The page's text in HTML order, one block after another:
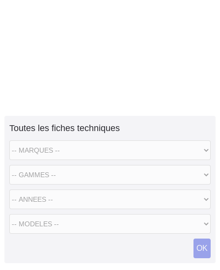
Toutes les fiches techniques